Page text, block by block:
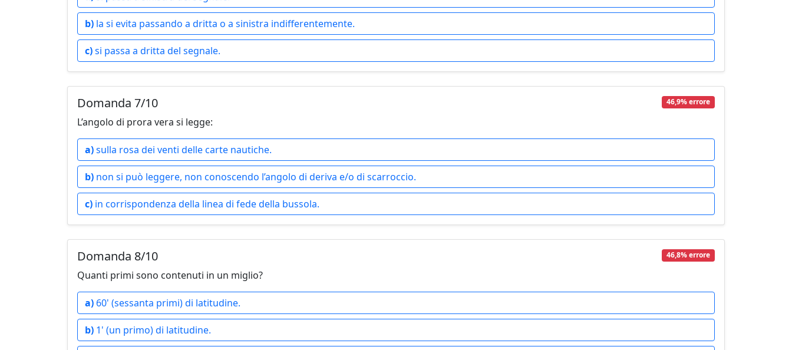
b) la si evita passando a dritta o a sinistra indifferentemente.
c)si passa a dritta del segnale.
Domanda 7/10 46,9% errore
L’angolo di prora vera si legge:
a)sulla rosa dei venti delle carte nautiche.
b) non si può leggere, non conoscendo l’angolo di deriva e/o di scarroccio.
c) in corrispondenza della linea di fede della bussola.
Domanda 8/10 46,8% errore
Quanti primi sono contenuti in un miglio?
a) 60' (sessanta primi) di latitudine.
b) 1' (un primo) di latitudine.